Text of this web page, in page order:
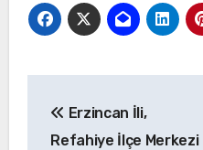
gezinmesi
Erzincan İli,
Refahiye İlçe Merkezi